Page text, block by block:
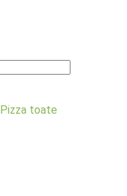
Pizza toate